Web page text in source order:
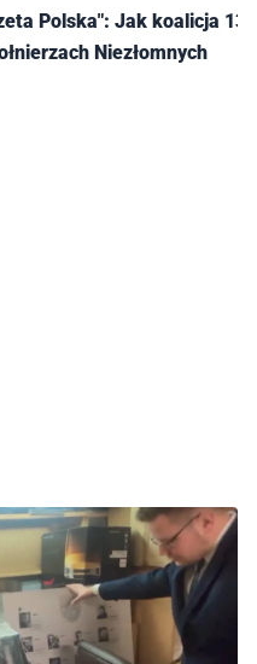
Polska": Jak koalicja 13
Niezłomnych